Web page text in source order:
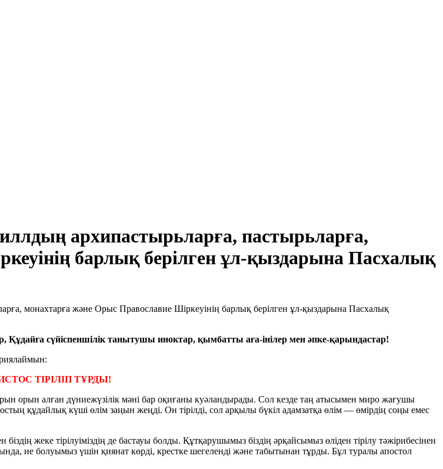
архипастырьларға, пастырьларға,
барлық берілген ұл-қыздарына Пасхалық
Құдайға сүйіспеншілік танытушы иноктар, қымбатты аға-інілер мен әпке-қарындастар!
ТІРІЛІП ТҰРДЫ!
орын алған дүниежүзілік мәні бар оқиғаны куәландырады. Сол кезде таң атысымен миро жағушы
құдайлық күші өлім заңын жеңді. Он тірілді, сол арқылы бүкіл адамзатқа өлім ― өмірдің соңы емес
жеке тірілуіміздің де бастауы болды. Құтқарушымыз біздің әрқайсымыз өліден тірілу тәжірибесінен
ие болуымыз үшін қиянат көрді, крестке шегеленді және табытынан тұрды. Бұл туралы апостол